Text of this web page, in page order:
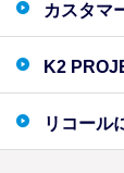
カスタマ
K2
リコール